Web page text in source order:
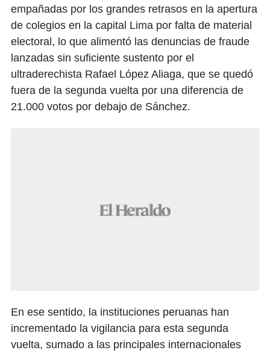
empañadas por los grandes retrasos en la apertura
de colegios en la capital Lima por falta de material
electoral, lo que alimentó las denuncias de fraude
lanzadas sin suficiente sustento por el
ultraderechista Rafael López Aliaga, que se quedó
fuera de la segunda vuelta por una diferencia de
21.000 votos por debajo de Sánchez.
En ese sentido, la instituciones peruanas han
incrementado la vigilancia para esta segunda
vuelta, sumado a las principales internacionales